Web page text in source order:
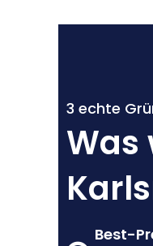
3 echte
Was
Best-